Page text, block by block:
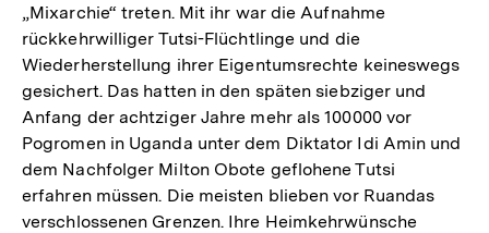
„Mixarchie“ treten. Mit ihr war die Aufnahme
rückkehrwilliger Tutsi-Flüchtlinge und die
Wiederherstellung ihrer Eigentumsrechte keineswegs
gesichert. Das hatten in den späten siebziger und
Anfang der achtziger Jahre mehr als 100000 vor
Pogromen in Uganda unter dem Diktator Idi Amin und
dem Nachfolger Milton Obote geflohene Tutsi
erfahren müssen. Die meisten blieben vor Ruandas
verschlossenen Grenzen. Ihre Heimkehrwünsche